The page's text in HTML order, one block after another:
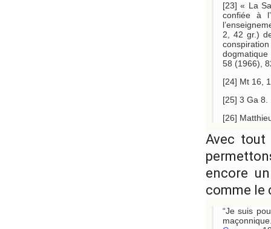
[23] « La
confiée à
2, 42 gr.)
58 (1966),
[24] Mt 16,
[25] 3 Ga 8.
[26]
Avec tout
encore
comme le
“Je suis